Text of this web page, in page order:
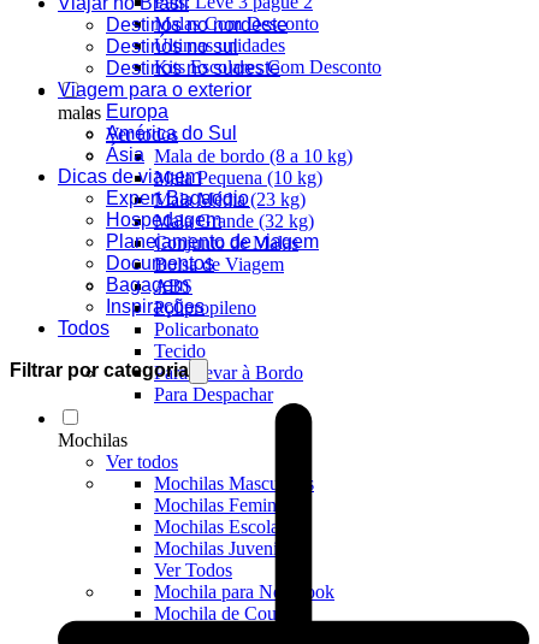
Malas Com Desconto
Últimas unidades
Kits Escolares Com Desconto
malas
Ver todos
Mala de bordo (8 a 10 kg)
Mala Pequena (10 kg)
Mala Média (23 kg)
Mala Grande (32 kg)
Conjunto de Malas
Bolsa de Viagem
ABS
Polipropileno
Policarbonato
Tecido
Para Levar à Bordo
Para Despachar
Mochilas
Ver todos
Mochilas Masculinas
Mochilas Femininas
Mochilas Escolares
Mochilas Juvenis
Ver Todos
Mochila para Notebook
Mochila de Couro
Destinos no nordeste
Destinos no sul
Destinos no sudeste
Viagem para o exterior
Europa
América do Sul
Ásia
Dicas de viagem
Expert Bagaggio
Hospedagem
Planejamento de viagem
Documentos
Bagagem
Inspirações
Todos
Filtrar por categoria